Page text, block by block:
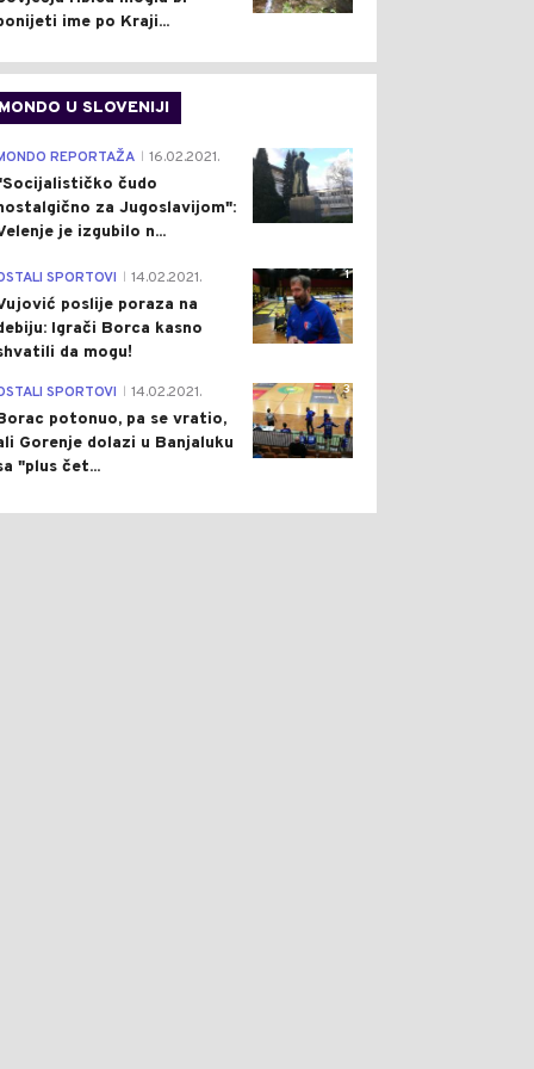
ime po Kraji...
MONDO U SLOVENIJI
4
REPORTAŽA 16.02.2021.
čudo
za Jugoslavijom":
je izgubilo n...
1
SPORTOVI 14.02.2021.
poslije poraza na
Igrači Borca kasno
da mogu!
3
SPORTOVI 14.02.2021.
potonuo, pa se vratio,
Gorenje dolazi u Banjaluku
"plus čet...